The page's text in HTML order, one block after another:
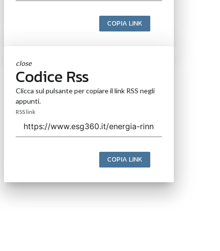
COPIA LINK
close
Codice Rss
Clicca sul pulsante per copiare il link RSS negli
appunti.
RSS link
COPIA LINK